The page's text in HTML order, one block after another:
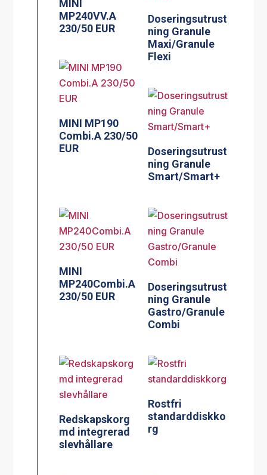
MINI
MP240VV.A
230/50 EUR
Doseringsutrust
ning Granule
Maxi/Granule
Flexi
MINI MP190
Combi.A 230/50
EUR
Doseringsutrust
ning Granule
Smart/Smart+
MINI
MP240Combi.A
230/50 EUR
Doseringsutrust
ning Granule
Gastro/Granule
Combi
Redskapskorg
md integrerad
slevhållare
Rostfri
standarddiskko
rg